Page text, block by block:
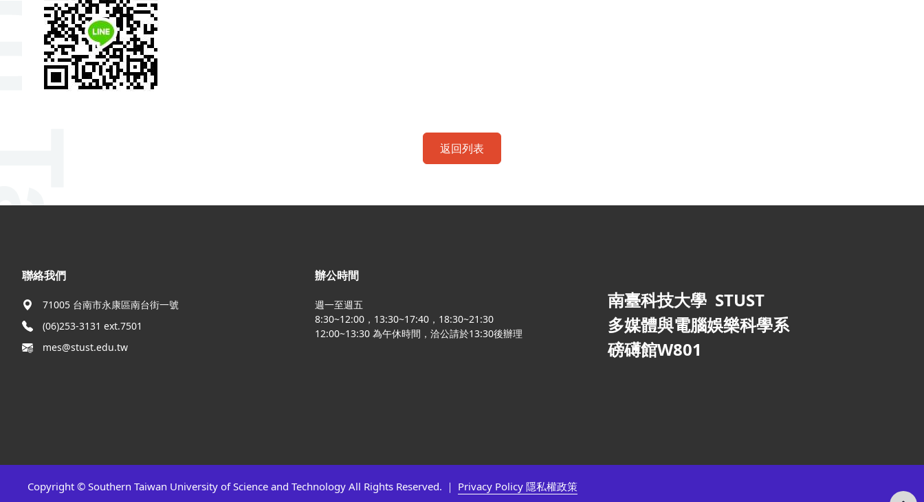
返回列表
:::
南臺科技大學 STUST
多媒體與電腦娛樂科學系
磅礡館W801
聯絡我們
71005 台南市永康區南台街一號
(06)253-3131 ext.7501
mes@stust.edu.tw
辦公時間
週一至週五
8:30~12:00，13:30~17:40，18:30~21:30
12:00~13:30 為午休時間，洽公請於13:30後辦理
Copyright © Southern Taiwan University of Science and Technology All Rights Reserved. ｜ Privacy Policy 隱私權政策